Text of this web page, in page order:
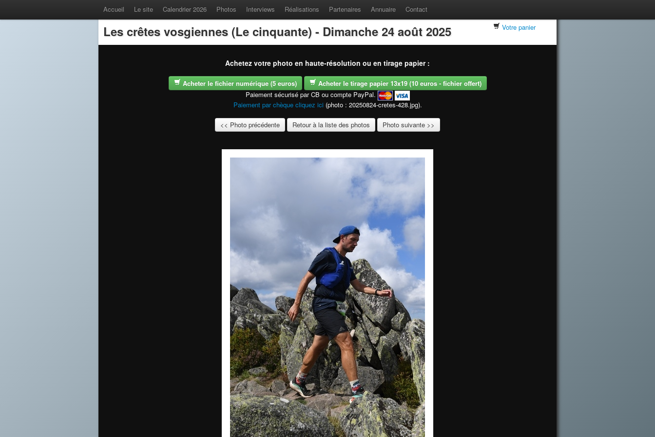
Accueil Le site Calendrier 2026 Photos Interviews Réalisations Partenaires Annuaire Contact
Les crêtes vosgiennes (Le cinquante) - Dimanche 24 août 2025 Votre panier
Achetez votre photo en haute-résolution ou en tirage papier :
Acheter le fichier numérique (5 euros)
Acheter le tirage papier 13x19 (10 euros - fichier offert)
Paiement sécurisé par CB ou compte PayPal.
Paiement par chèque cliquez ici (photo : 20250824-cretes-428.jpg).
<< Photo précédente Retour à la liste des photos Photo suivante >>